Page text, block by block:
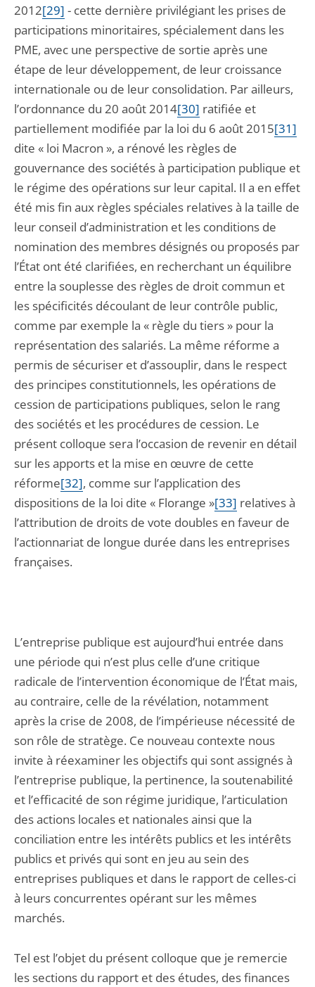
2012[29] - cette dernière privilégiant les prises de
participations minoritaires, spécialement dans les
PME, avec une perspective de sortie après une
étape de leur développement, de leur croissance
internationale ou de leur consolidation. Par ailleurs,
l’ordonnance du 20 août 2014[30] ratifiée et
partiellement modifiée par la loi du 6 août 2015[31]
dite « loi Macron », a rénové les règles de
gouvernance des sociétés à participation publique et
le régime des opérations sur leur capital. Il a en effet
été mis fin aux règles spéciales relatives à la taille de
leur conseil d’administration et les conditions de
nomination des membres désignés ou proposés par
l’État ont été clarifiées, en recherchant un équilibre
entre la souplesse des règles de droit commun et
les spécificités découlant de leur contrôle public,
comme par exemple la « règle du tiers » pour la
représentation des salariés. La même réforme a
permis de sécuriser et d’assouplir, dans le respect
des principes constitutionnels, les opérations de
cession de participations publiques, selon le rang
des sociétés et les procédures de cession. Le
présent colloque sera l’occasion de revenir en détail
sur les apports et la mise en œuvre de cette
réforme[32], comme sur l’application des
dispositions de la loi dite « Florange »[33] relatives à
l’attribution de droits de vote doubles en faveur de
l’actionnariat de longue durée dans les entreprises
françaises.
L’entreprise publique est aujourd’hui entrée dans
une période qui n’est plus celle d’une critique
radicale de l’intervention économique de l’État mais,
au contraire, celle de la révélation, notamment
après la crise de 2008, de l’impérieuse nécessité de
son rôle de stratège. Ce nouveau contexte nous
invite à réexaminer les objectifs qui sont assignés à
l’entreprise publique, la pertinence, la soutenabilité
et l’efficacité de son régime juridique, l’articulation
des actions locales et nationales ainsi que la
conciliation entre les intérêts publics et les intérêts
publics et privés qui sont en jeu au sein des
entreprises publiques et dans le rapport de celles-ci
à leurs concurrentes opérant sur les mêmes
marchés.
Tel est l’objet du présent colloque que je remercie
les sections du rapport et des études, des finances